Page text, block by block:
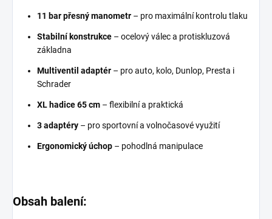
11 bar přesný manometr – pro maximální kontrolu tlaku
Stabilní konstrukce – ocelový válec a protiskluzová
základna
Multiventil adaptér – pro auto, kolo, Dunlop, Presta i
Schrader
XL hadice 65 cm – flexibilní a praktická
3 adaptéry – pro sportovní a volnočasové využití
Ergonomický úchop – pohodlná manipulace
Obsah balení: